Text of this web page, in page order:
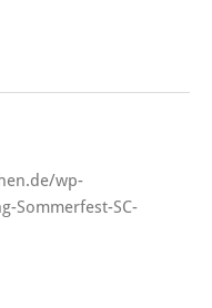
wp-
Sommerfest-SC-